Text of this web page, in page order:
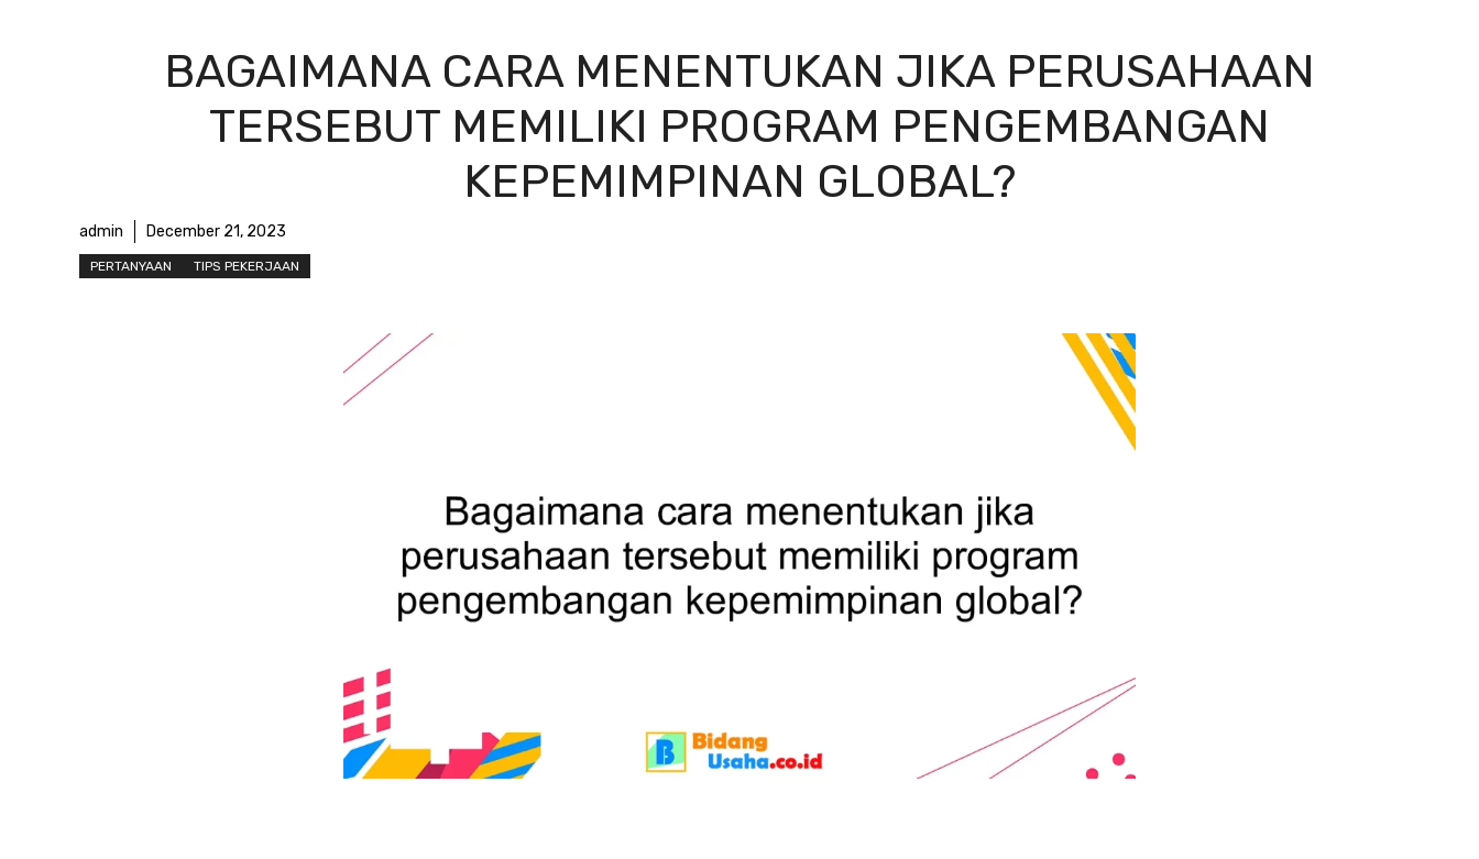
BAGAIMANA CARA MENENTUKAN JIKA PERUSAHAAN
TERSEBUT MEMILIKI PROGRAM PENGEMBANGAN
KEPEMIMPINAN GLOBAL?
admin December 21, 2023
PERTANYAAN TIPS PEKERJAAN